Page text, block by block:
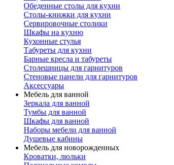
Обеденные столы для кухни
Столы-книжки для кухни
Сервировочные столики
Шкафы на кухню
Кухонные стулья
Табуреты для кухни
Барные кресла и табуреты
Столешницы для гарнитуров
Стеновые панели для гарнитуров
Аксессуары
Мебель для ванной
Зеркала для ванной
Тумбы для ванной
Шкафы для ванной
Наборы мебели для ванной
Душевые кабины
Мебель для новорожденных
Кроватки, люльки